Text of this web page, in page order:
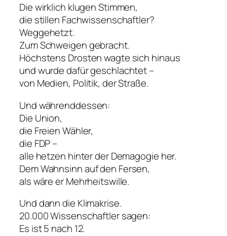
Die wirklich klugen Stimmen,
die stillen Fachwissenschaftler?
Weggehetzt.
Zum Schweigen gebracht.
Höchstens Drosten wagte sich hinaus
und wurde dafür geschlachtet –
von Medien, Politik, der Straße.
Und währenddessen:
Die Union,
die Freien Wähler,
die FDP –
alle hetzen hinter der Demagogie her.
Dem Wahnsinn auf den Fersen,
als wäre er Mehrheitswille.
Und dann die Klimakrise.
20.000 Wissenschaftler sagen:
Es ist 5 nach 12.